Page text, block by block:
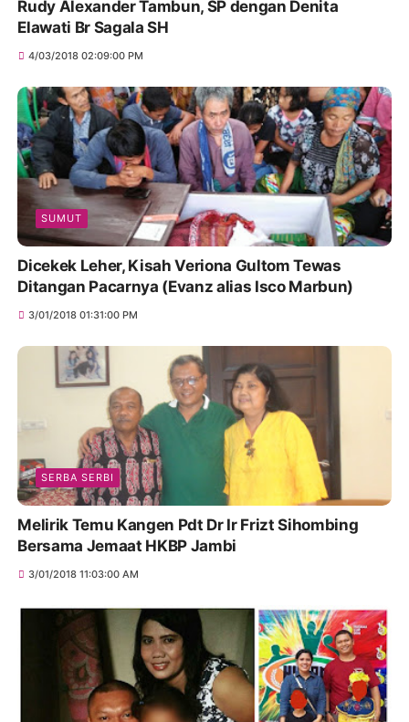
Rudy Alexander Tambun, SP dengan Denita
Elawati Br Sagala SH
4/03/2018 02:09:00 PM
SUMUT
Dicekek Leher, Kisah Veriona Gultom Tewas
Ditangan Pacarnya (Evanz alias Isco Marbun)
3/01/2018 01:31:00 PM
SERBA SERBI
Melirik Temu Kangen Pdt Dr Ir Frizt Sihombing
Bersama Jemaat HKBP Jambi
3/01/2018 11:03:00 AM